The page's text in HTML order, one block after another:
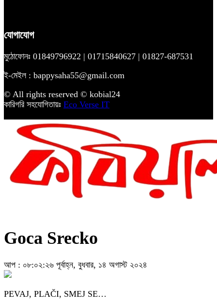
যোগাযোগ
মুঠোফোনঃ 01849796922 | 01715840627 | 01827-687531
ই-মেইল : bappysaha55@gmail.com
© All rights reserved © kobial24
কারিগরি সহযোগিতায়ঃ Eco Verse IT
Goca Srecko
আপ : ০৮:০২:২৬ পূর্বাহ্ন, বুধবার, ১৪ অগাস্ট ২০২৪
PEVAJ, PLAČI, SMEJ SE…